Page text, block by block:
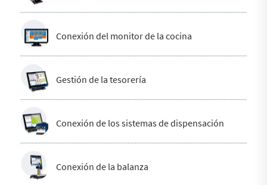
Conexión del monitor de la cocina
Gestión de la tesorería
Conexión de los sistemas de dispensación
Conexión de la balanza